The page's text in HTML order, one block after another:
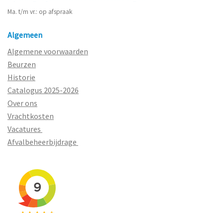
Ma. t/m vr.: op afspraak
Algemeen
Algemene voorwaarden
Beurzen
Historie
Catalogus 2025-2026
Over ons
Vrachtkosten
Vacatures
Afvalbeheerbijdrage